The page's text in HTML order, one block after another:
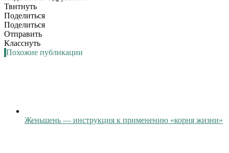
Твитнуть
Поделиться
Поделиться
Отправить
Класснуть
Похожие публикации
Женьшень — инструкция к применению «корня жизни»